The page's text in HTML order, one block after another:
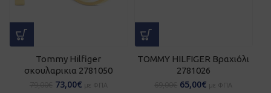
Tommy Hilfiger
σκουλαρικια 2781050
73,00€ με ΦΠΑ
TOMMY HILFIGER Βραχιόλι
2781026
65,00€ με ΦΠΑ